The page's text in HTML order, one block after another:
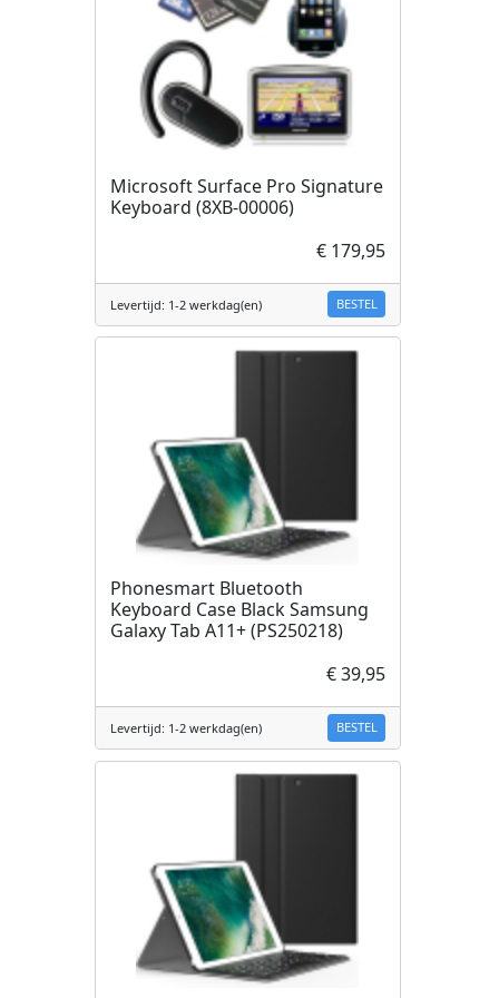
Microsoft Surface Pro Signature
Keyboard (8XB-00006)
€ 179,95
Levertijd: 1-2 werkdag(en) BESTEL
Phonesmart Bluetooth
Keyboard Case Black Samsung
Galaxy Tab A11+ (PS250218)
€ 39,95
Levertijd: 1-2 werkdag(en) BESTEL